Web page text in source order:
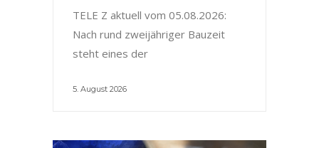
TELE Z aktuell vom 05.08.2026:
Nach rund zweijähriger Bauzeit
steht eines der
5. August 2026